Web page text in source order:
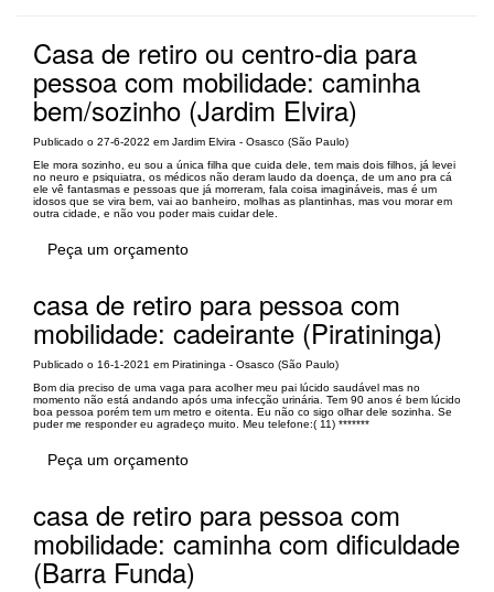
Casa de retiro ou centro-dia para
pessoa com mobilidade: caminha
bem/sozinho (Jardim Elvira)
Publicado o 27-6-2022 em Jardim Elvira - Osasco (São Paulo)
Ele mora sozinho, eu sou a única filha que cuida dele, tem mais dois filhos, já levei
no neuro e psiquiatra, os médicos não deram laudo da doença, de um ano pra cá
ele vê fantasmas e pessoas que já morreram, fala coisa imagináveis, mas é um
idosos que se vira bem, vai ao banheiro, molhas as plantinhas, mas vou morar em
outra cidade, e não vou poder mais cuidar dele.
Peça um orçamento
casa de retiro para pessoa com
mobilidade: cadeirante (Piratininga)
Publicado o 16-1-2021 em Piratininga - Osasco (São Paulo)
Bom dia preciso de uma vaga para acolher meu pai lúcido saudável mas no
momento não está andando após uma infecção urinária. Tem 90 anos é bem lúcido
boa pessoa porém tem um metro e oitenta. Eu não co sigo olhar dele sozinha. Se
puder me responder eu agradeço muito. Meu telefone:( 11) *******
Peça um orçamento
casa de retiro para pessoa com
mobilidade: caminha com dificuldade
(Barra Funda)